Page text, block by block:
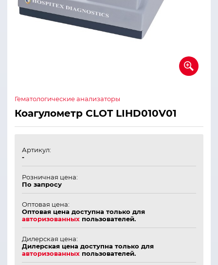
Гематологические анализаторы
Коагулометр CLOT LIHD010V01
Артикул:
-
Розничная цена:
По запросу
Оптовая цена:
Оптовая цена доступна только для
авторизованных пользователей.
Дилерская цена:
Дилерская цена доступна только для
авторизованных пользователей.